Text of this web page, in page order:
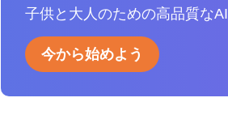
子供と大人のための高品質な
今から始めよう